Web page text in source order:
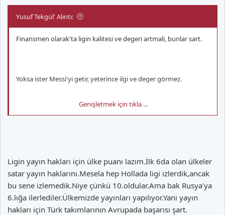
Yusuf Tekgül' Alıntı:
Finansmen olarak'ta ligin kalitesi ve degeri artmali, bunlar sart.
Yoksa ister Messi'yi getir, yeterince ilgi ve deger görmez.
Genişletmek için tıkla ...
Ligin yayın hakları için ülke puanı lazım.İlk 6da olan ülkeler
satar yayın haklarını.Mesela hep Hollada ligi izlerdik,ancak
bu sene izlemedik.Niye çünkü 10.oldular.Ama bak Rusya'ya
6.lığa ilerlediler.Ülkemizde yayınları yapılıyor.Yani yayın
hakları için Türk takımlarının Avrupada başarısı şart.